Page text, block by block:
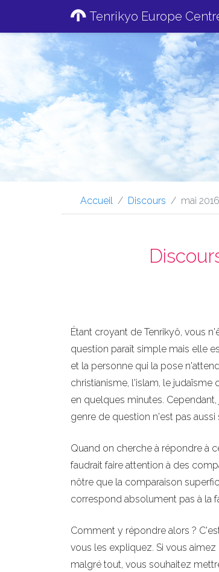
Tenrikyo Europe
Accueil Discours mai 2016
Étant croyant de Tenrikyô, vous
question paraît simple mais elle
et la personne qui la pose
christianisme, l'islam, le
en quelques minutes.
genre de question n'est pas
Quand on cherche à répondre à
faudrait faire attention à des
nôtre que la comparaison
correspond absolument pas à la
Comment y répondre alors ?
vous les expliquez. Si vous aimez
malgré tout, vous souhaitez